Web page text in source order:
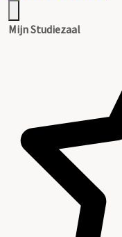
Mijn Studiezaal